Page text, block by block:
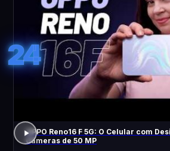
24
OPPO Reno16 F 5G: O Celular com
Câmeras de 50 MP